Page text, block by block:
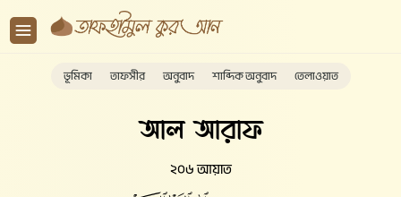
ভূমিকা তাফসীর অনুবাদ শাব্দিক অনুবাদ তেলাওয়াত
আল আরাফ
২০৬ আয়াত